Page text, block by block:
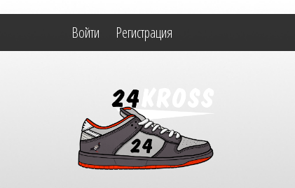
Войти Регистрация